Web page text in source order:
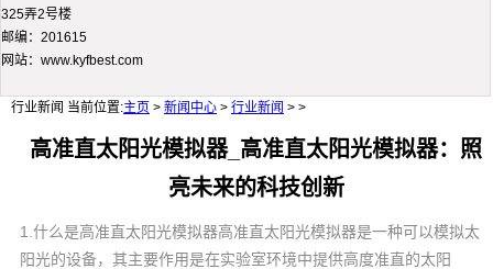
325弄2号楼
邮编：201615
网站：www.kyfbest.com
行业新闻 当前位置:主页 > 新闻中心 > 行业新闻 > >
高准直太阳光模拟器_高准直太阳光模拟器：照
亮未来的科技创新
1.什么是高准直太阳光模拟器高准直太阳光模拟器是一种可以模拟太
阳光的设备，其主要作用是在实验室环境中提供高度准直的太阳